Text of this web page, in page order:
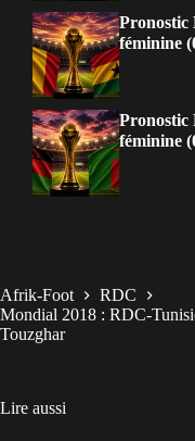
féminine
féminine
Afrik-Foot
RDC
Mondial 2018 : RDC-
Touzghar
Lire aussi